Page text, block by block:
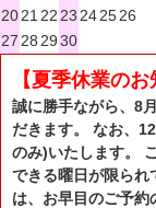
2021 22 23 242526
27 28 2930
【夏季休業のお
誠に勝手ながら、8
だきます。 なお、
のみ)いたします。
できる曜日が限られ
は、お早目のご予約